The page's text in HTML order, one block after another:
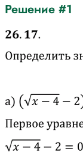
Решение #1